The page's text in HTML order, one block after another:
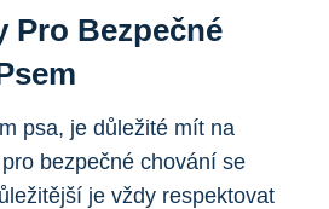
Pro Bezpečné
psa, je důležité mít na
bezpečné chování se
je vždy respektovat